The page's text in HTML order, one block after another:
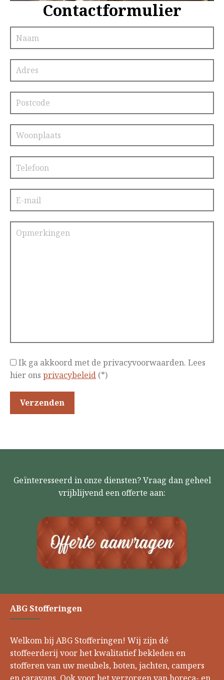
Contactformulier
Ik ga akkoord met de privacyvoorwaarden. Lees
hier ons privacybeleid (*)
Geïnteresseerd in onze diensten? Vraag dan geheel
vrijblijvend een offerte aan:
ABG Stofferingen
Welkom bij ABG Stofferingen! Wij zijn dé
stoffeerderij voor het kwalitatief bekleden en
stofferen van uw meubels, boten, jachten, campers